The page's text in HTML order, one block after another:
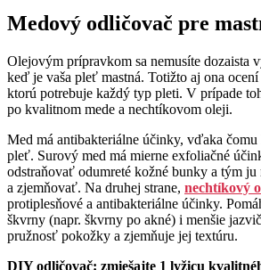
Medový odličovač pre
Olejovým prípravkom sa nemusíte dozaista
keď je vaša pleť mastná. Totižto aj ona
ktorú potrebuje každý typ pleti. V prípade
po kvalitnom mede a nechtíkovom oleji.
Med má antibakteriálne účinky, vďaka čomu
pleť. Surový med má mierne exfoliačné
odstraňovať odumreté kožné bunky a tým
a zjemňovať. Na druhej strane, nechtíkový
protiplesňové a antibakteriálne účinky.
škvrny (napr. škvrny po akné) i menšie
pružnosť pokožky a zjemňuje jej textúru.
DIY odličovač: zmiešajte 1 lyžicu